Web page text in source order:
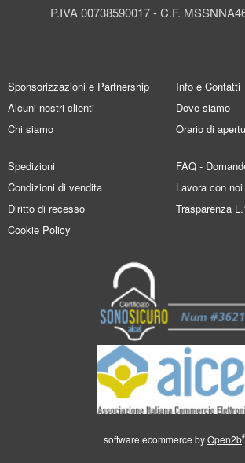
P.IVA 00738590017 - C.F.
Sponsorizzazioni e Partnership
Alcuni nostri clienti
Chi siamo
Info e Contatti
Dove siamo
Orario di
Spedizioni
Condizioni di vendita
Diritto di recesso
Cookie Policy
FAQ -
Lavora con noi
Trasparenza
software ecommerce byOpen2b